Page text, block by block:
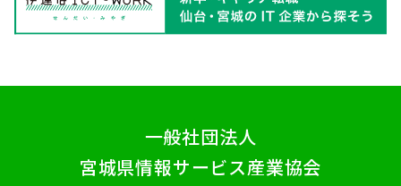
一般社団法人
宮城県情報サービス産業協会